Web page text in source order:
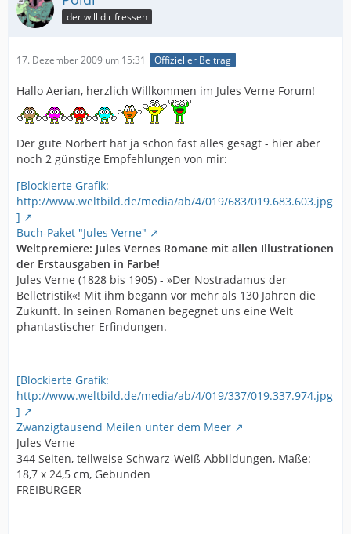
der will dir fressen
17. Dezember 2009 um 15:31 Offizieller Beitrag
Hallo Aerian, herzlich Willkommen im Jules Verne Forum!
Der gute Norbert hat ja schon fast alles gesagt - hier aber
noch 2 günstige Empfehlungen von mir:
[Blockierte Grafik:
http://www.weltbild.de/media/ab/4/019/683/019.683.603.jpg
]
Buch-Paket "Jules Verne"
Weltpremiere: Jules Vernes Romane mit allen Illustrationen
der Erstausgaben in Farbe!
Jules Verne (1828 bis 1905) - »Der Nostradamus der
Belletristik«! Mit ihm begann vor mehr als 130 Jahren die
Zukunft. In seinen Romanen begegnet uns eine Welt
phantastischer Erfindungen.
[Blockierte Grafik:
http://www.weltbild.de/media/ab/4/019/337/019.337.974.jpg
]
Zwanzigtausend Meilen unter dem Meer
Jules Verne
344 Seiten, teilweise Schwarz-Weiß-Abbildungen, Maße:
18,7 x 24,5 cm, Gebunden
FREIBURGER